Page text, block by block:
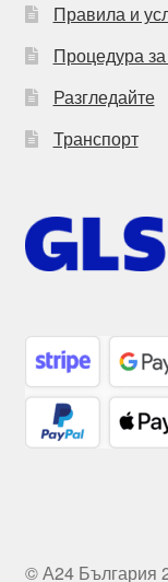
Правила и
Процедура
Разгледайте
Транспорт
© А24 България